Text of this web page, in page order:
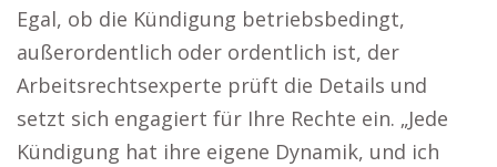
Egal, ob die Kündigung betriebsbedingt,
außerordentlich oder ordentlich ist, der
Arbeitsrechtsexperte prüft die Details und
setzt sich engagiert für Ihre Rechte ein. „Jede
Kündigung hat ihre eigene Dynamik, und ich